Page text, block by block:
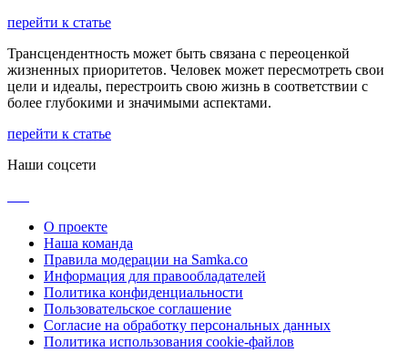
перейти к статье
Трансцендентность может быть связана с переоценкой
жизненных приоритетов. Человек может пересмотреть свои
цели и идеалы, перестроить свою жизнь в соответствии с
более глубокими и значимыми аспектами.
перейти к статье
Наши соцсети
О проекте
Наша команда
Правила модерации на Samka.co
Информация для правообладателей
Политика конфиденциальности
Пользовательское соглашение
Согласие на обработку персональных данных
Политика использования cookie-файлов